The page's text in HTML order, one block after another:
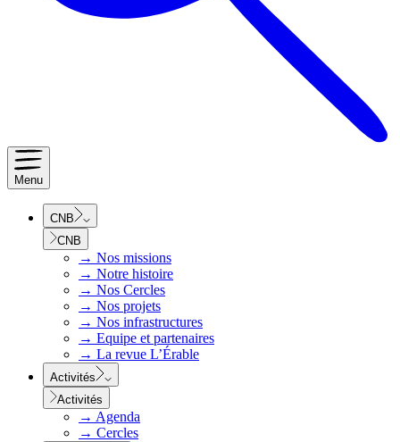
Menu
CNB
CNB
→ Nos missions
→ Notre histoire
→ Nos Cercles
→ Nos projets
→ Nos infrastructures
→ Equipe et partenaires
→ La revue L’Érable
Activités
Activités
→ Agenda
→ Cercles